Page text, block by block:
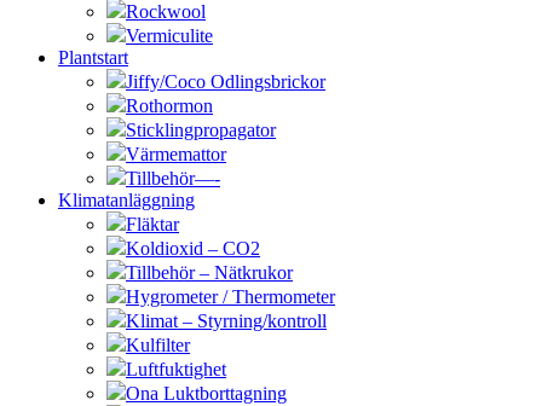
Rockwool
Vermiculite
Plantstart
Jiffy/Coco Odlingsbrickor
Rothormon
Sticklingpropagator
Värmemattor
Tillbehör—-
Klimatanläggning
Fläktar
Koldioxid – CO2
Tillbehör – Nätkrukor
Hygrometer / Thermometer
Klimat – Styrning/kontroll
Kulfilter
Luftfuktighet
Ona Luktborttagning